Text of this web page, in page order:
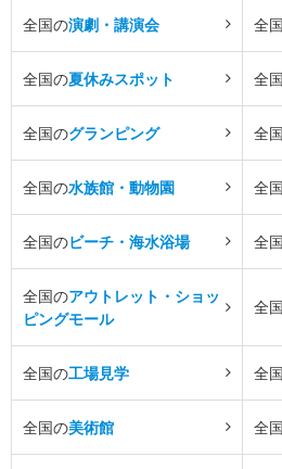
全国の演劇・講演会 全
全国の夏休みスポット 全
全国のグランピング 全
全国の水族館・動物園 全
全国のビーチ・海水浴場 全
全国のアウトレット・ショッ
ピングモール
全
全国の工場見学 全
全国の美術館 全